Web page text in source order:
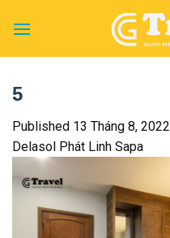
5
Published 13 Tháng 8, 2022
Delasol Phát Linh Sapa